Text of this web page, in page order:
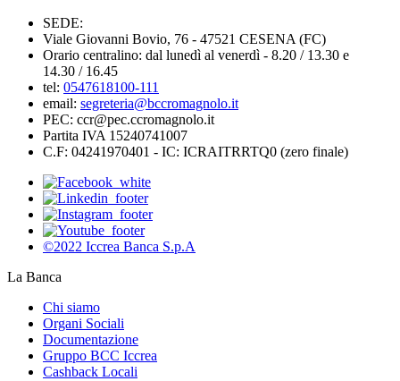
SEDE:
Viale Giovanni Bovio, 76 - 47521 CESENA (FC)
Orario centralino: dal lunedì al venerdì - 8.20 / 13.30 e
14.30 / 16.45
tel: 0547618100-111
email: segreteria@bccromagnolo.it
PEC: ccr@pec.ccromagnolo.it
Partita IVA 15240741007
C.F: 04241970401 - IC: ICRAITRRTQ0 (zero finale)
©2022 Iccrea Banca S.p.A
La Banca
Chi siamo
Organi Sociali
Documentazione
Gruppo BCC Iccrea
Cashback Locali